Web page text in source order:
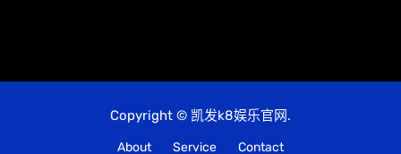
Copyright © 凯发k8娱乐官网.
About Service Contact